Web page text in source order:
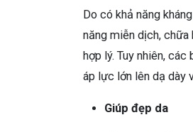
Do có khả năng
năng miễn dịch,
hợp lý. Tuy nhiên,
áp lực lớn lên dạ dày
Giúp đẹp da